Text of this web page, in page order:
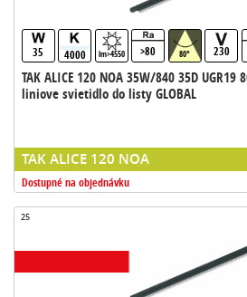
35 4000 lm>4550 >80 80° 230
TAK ALICE 120 NOA 35W/840 35D UGR19
liniove svietidlo do listy GLOBAL
TAK ALICE 120 NOA
Dostupné na objednávku
25